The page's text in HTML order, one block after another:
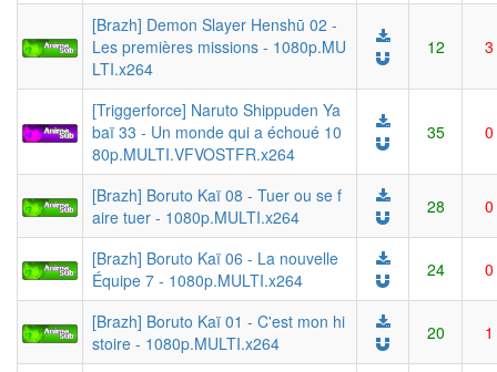
[Brazh] Demon Slayer Henshū 02 -
Les premières missions - 1080p.MU
LTI.x264
12 3
[Triggerforce] Naruto Shippuden Ya
baï 33 - Un monde qui a échoué 10
80p.MULTI.VFVOSTFR.x264
35 0
[Brazh] Boruto Kaï 08 - Tuer ou se f
aire tuer - 1080p.MULTI.x264
28 0
[Brazh] Boruto Kaï 06 - La nouvelle
Équipe 7 - 1080p.MULTI.x264
24 0
[Brazh] Boruto Kaï 01 - C'est mon hi
stoire - 1080p.MULTI.x264
20 1